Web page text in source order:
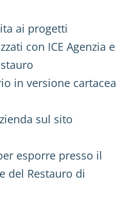
ai progetti
con ICE Agenzia e
in versione cartacea
sul sito
esporre presso il
del Restauro di